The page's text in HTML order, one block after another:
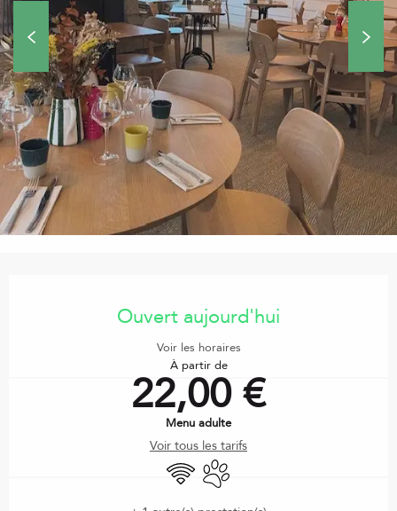
Ouvert aujourd'hui
Voir les horaires
À partir de
22,00 €
Menu adulte
Voir tous les tarifs
WiFi Animaux acceptés